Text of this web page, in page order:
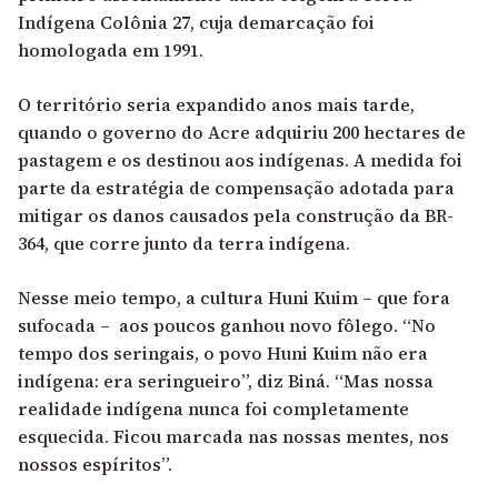
Indígena Colônia 27, cuja demarcação foi
homologada em 1991.
O território seria expandido anos mais tarde,
quando o governo do Acre adquiriu 200 hectares de
pastagem e os destinou aos indígenas. A medida foi
parte da estratégia de compensação adotada para
mitigar os danos causados pela construção da BR-
364, que corre junto da terra indígena.
Nesse meio tempo, a cultura Huni Kuim – que fora
sufocada – aos poucos ganhou novo fôlego. “No
tempo dos seringais, o povo Huni Kuim não era
indígena: era seringueiro”, diz Biná. “Mas nossa
realidade indígena nunca foi completamente
esquecida. Ficou marcada nas nossas mentes, nos
nossos espíritos”.